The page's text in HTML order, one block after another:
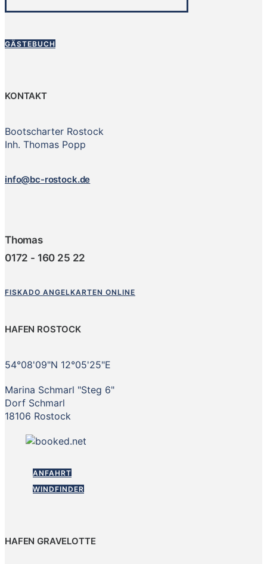
GÄSTEBUCH
KONTAKT
Bootscharter Rostock
Inh. Thomas Popp
info@bc-rostock.de
Thomas
0172 - 160 25 22
FISKADO ANGELKARTEN ONLINE
HAFEN ROSTOCK
54°08'09"N 12°05'25"E
Marina Schmarl "Steg 6"
Dorf Schmarl
18106 Rostock
ANFAHRT
WINDFINDER
HAFEN GRAVELOTTE